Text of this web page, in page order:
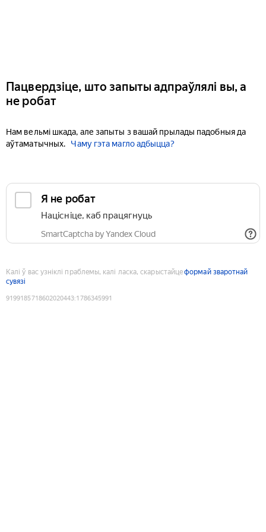
Пацвердзіце, што запыты адпраўлялі вы, а
не робат
Нам вельмі шкада, але запыты з вашай прылады падобныя да
аўтаматычных.
Чаму гэта магло адбыцца?
Я не робат
Націсніце, каб працягнуць
SmartCaptcha by Yandex Cloud
Калі ў вас узніклі праблемы, калі ласка, скарыстайцеформай зваротнай
сувязі
9199185718602020443:1786345991